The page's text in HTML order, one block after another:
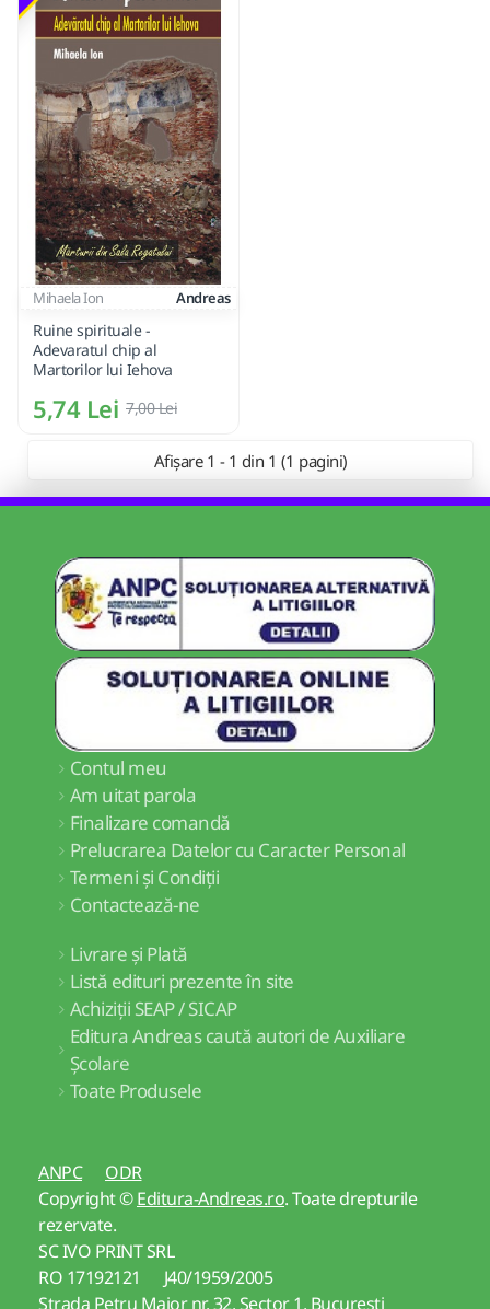
Mihaela Ion Andreas
Ruine spirituale -
Adevaratul chip al
Martorilor lui Iehova
5,74 Lei 7,00 Lei
Afișare 1 - 1 din 1 (1 pagini)
Contul meu
Am uitat parola
Finalizare comandă
Prelucrarea Datelor cu Caracter Personal
Termeni și Condiții
Contactează-ne
Livrare și Plată
Listă edituri prezente în site
Achiziții SEAP / SICAP
Editura Andreas caută autori de Auxiliare
Școlare
Toate Produsele
ANPC
ODR
Copyright ©Editura-Andreas.ro. Toate drepturile
rezervate.
SC IVO PRINT SRL
RO 17192121 J40/1959/2005
Strada Petru Maior nr. 32, Sector 1, Bucuresti